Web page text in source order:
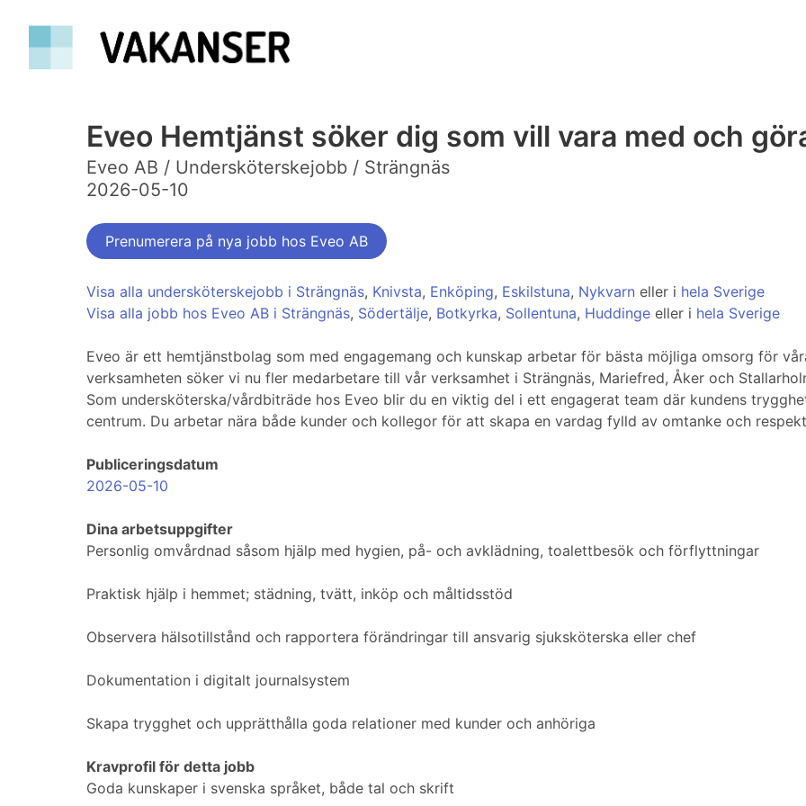
Eveo Hemtjänst söker dig som vill vara med och
Eveo AB / Undersköterskejobb / Strängnäs
2026-05-10
Prenumerera på nya jobb hos Eveo AB
Visa alla undersköterskejobb i Strängnäs, Knivsta, Enköping, Eskilstuna, Nykvarn eller i hela Sverige
Visa alla jobb hos Eveo AB i Strängnäs, Södertälje, Botkyrka, Sollentuna, Huddinge eller i hela Sverige
Eveo är ett hemtjänstbolag som med engagemang och kunskap arbetar för bästa möjliga omsorg för
verksamheten söker vi nu fler medarbetare till vår verksamhet i Strängnäs, Mariefred, Åker och
Som undersköterska/vårdbiträde hos Eveo blir du en viktig del i ett engagerat team där kundens
centrum. Du arbetar nära både kunder och kollegor för att skapa en vardag fylld av omtanke och
Publiceringsdatum
2026-05-10
Dina arbetsuppgifter
Personlig omvårdnad såsom hjälp med hygien, på- och avklädning, toalettbesök och förflyttningar
Praktisk hjälp i hemmet; städning, tvätt, inköp och måltidsstöd
Observera hälsotillstånd och rapportera förändringar till ansvarig sjuksköterska eller chef
Dokumentation i digitalt journalsystem
Skapa trygghet och upprätthålla goda relationer med kunder och anhöriga
Kravprofil för detta jobb
Goda kunskaper i svenska språket, både tal och skrift